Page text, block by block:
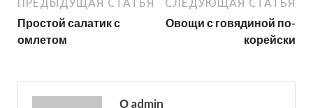
ПРЕДЫДУЩАЯ СТАТЬЯ
Простой салатик с
омлетом
СЛЕДУЮЩАЯ СТАТЬЯ
Овощи с говядиной по-
корейски
О admin